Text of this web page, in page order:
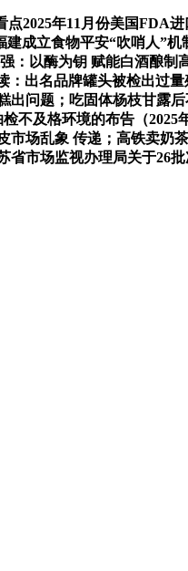
年11月份美国FDA
成立食物平安“吹哨人”
：以酶为钥 赋能白酒酿
出名品牌罐头被检出过
出问题；吃固体杨枝甘
不及格环境的布告（
场乱象 传递；高铁卖
市场监视办理局关于26